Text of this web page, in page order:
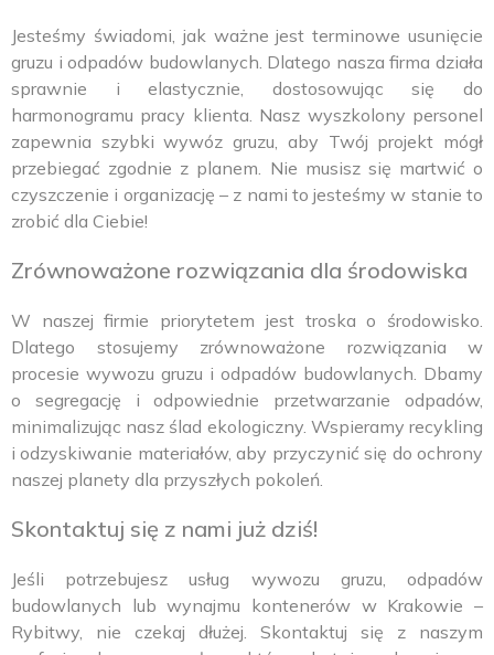
Jesteśmy świadomi, jak ważne jest terminowe usunięcie
gruzu i odpadów budowlanych. Dlatego nasza firma działa
sprawnie i elastycznie, dostosowując się do
harmonogramu pracy klienta. Nasz wyszkolony personel
zapewnia szybki wywóz gruzu, aby Twój projekt mógł
przebiegać zgodnie z planem. Nie musisz się martwić o
czyszczenie i organizację – z nami to jesteśmy w stanie to
zrobić dla Ciebie!
Zrównoważone rozwiązania dla środowiska
W naszej firmie priorytetem jest troska o środowisko.
Dlatego stosujemy zrównoważone rozwiązania w
procesie wywozu gruzu i odpadów budowlanych. Dbamy
o segregację i odpowiednie przetwarzanie odpadów,
minimalizując nasz ślad ekologiczny. Wspieramy recykling
i odzyskiwanie materiałów, aby przyczynić się do ochrony
naszej planety dla przyszłych pokoleń.
Skontaktuj się z nami już dziś!
Jeśli potrzebujesz usług wywozu gruzu, odpadów
budowlanych lub wynajmu kontenerów w Krakowie –
Rybitwy, nie czekaj dłużej. Skontaktuj się z naszym